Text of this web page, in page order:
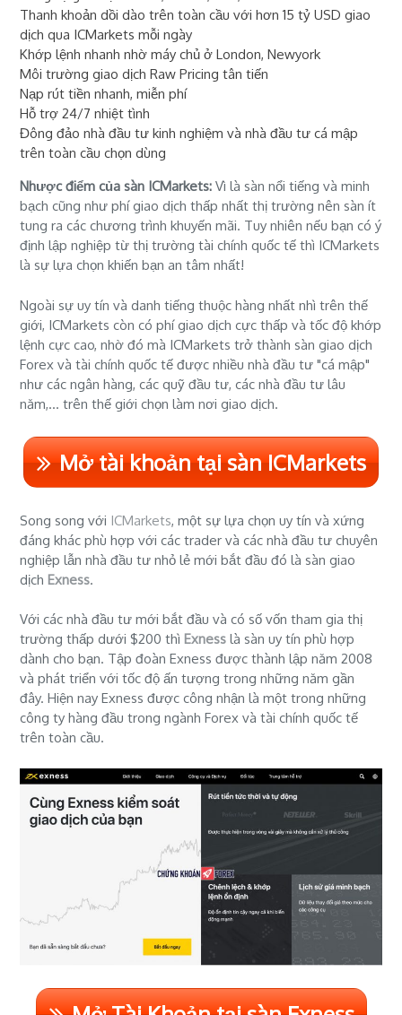
Thanh khoản dồi dào trên toàn cầu với hơn 15 tỷ USD giao
dịch qua ICMarkets mỗi ngày
Khớp lệnh nhanh nhờ máy chủ ở London, Newyork
Môi trường giao dịch Raw Pricing tân tiến
Nạp rút tiền nhanh, miễn phí
Hỗ trợ 24/7 nhiệt tình
Đông đảo nhà đầu tư kinh nghiệm và nhà đầu tư cá mập
trên toàn cầu chọn dùng
Nhược điểm của sàn ICMarkets: Vì là sàn nổi tiếng và minh
bạch cũng như phí giao dịch thấp nhất thị trường nên sàn ít
tung ra các chương trình khuyến mãi. Tuy nhiên nếu bạn có ý
định lập nghiệp từ thị trường tài chính quốc tế thì ICMarkets
là sự lựa chọn khiến bạn an tâm nhất!
Ngoài sự uy tín và danh tiếng thuộc hàng nhất nhì trên thế
giới, ICMarkets còn có phí giao dịch cực thấp và tốc độ khớp
lệnh cực cao, nhờ đó mà ICMarkets trở thành sàn giao dịch
Forex và tài chính quốc tế được nhiều nhà đầu tư "cá mập"
như các ngân hàng, các quỹ đầu tư, các nhà đầu tư lâu
năm,... trên thế giới chọn làm nơi giao dịch.
Mở tài khoản tại sàn ICMarkets
Song song với ICMarkets, một sự lựa chọn uy tín và xứng
đáng khác phù hợp với các trader và các nhà đầu tư chuyên
nghiệp lẫn nhà đầu tư nhỏ lẻ mới bắt đầu đó là sàn giao
dịchExness.
Với các nhà đầu tư mới bắt đầu và có số vốn tham gia thị
trường thấp dưới $200 thìExness là sàn uy tín phù hợp
dành cho bạn. Tập đoàn Exness được thành lập năm 2008
và phát triển với tốc độ ấn tượng trong những năm gần
đây. Hiện nay Exness được công nhận là một trong những
công ty hàng đầu trong ngành Forex và tài chính quốc tế
trên toàn cầu.